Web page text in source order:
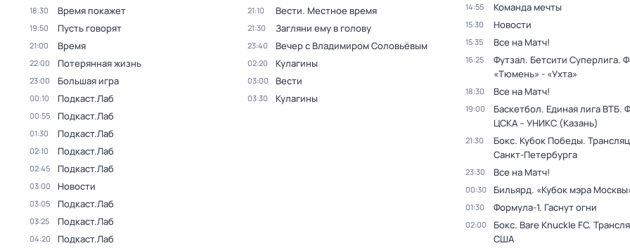
18:30 Время покажет
19:50 Пусть говорят
21:00 Время
22:00 Потерянная жизнь
23:00 Большая игра
00:10 Подкаст.Лаб
00:55 Подкаст.Лаб
01:30 Подкаст.Лаб
02:10 Подкаст.Лаб
02:45 Подкаст.Лаб
03:00 Новости
03:05 Подкаст.Лаб
03:25 Подкаст.Лаб
04:20 Подкаст.Лаб
21:10 Вести. Местное время
21:30 Загляни ему в голову
23:40 Вечер с Владимиром Соловьёвым
02:20 Кулагины
03:00 Вести
03:30 Кулагины
14:55 Команда мечты
15:30 Новости
15:35 Все на Матч!
16:25
Футзал. Бетсити Суперлига.
«Тюмень» - «Ухта»
18:30 Все на Матч!
19:00
Баскетбол. Единая лига ВТБ.
ЦСКА – УНИКС (Казань)
21:30
Бокс. Кубок Победы.
Санкт-Петербурга
23:30 Все на Матч!
00:30 Бильярд. «Кубок мэра
01:30 Формула-1. Гаснут огни
02:00
Бокс. Bare Knuckle FC.
США